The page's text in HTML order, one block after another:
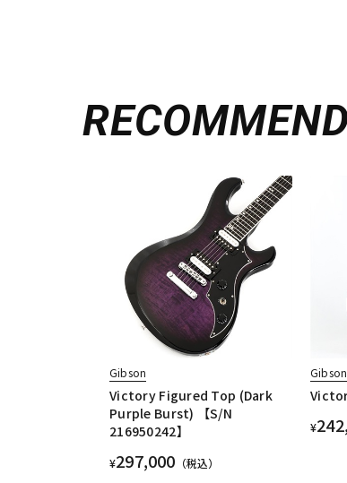
Gibson
Victory Figured Top (Dark
Purple Burst) 【S/N
216950242】
¥297,000 （税込）
Gibson
¥